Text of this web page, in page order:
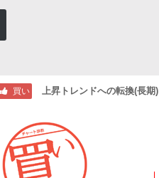
買い 上昇トレンドへの転換(長期)